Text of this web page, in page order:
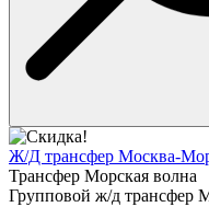
Ж/Д трансфер Москва-
Трансфер Морская волна
Групповой ж/д трансфер